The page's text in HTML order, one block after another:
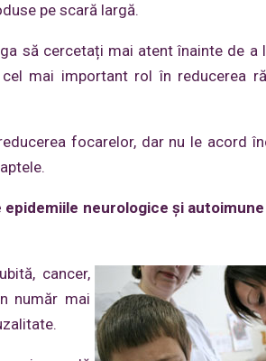
pe scară largă.
să cercetați mai atent înainte de a
mai important rol în reducerea
focarelor, dar nu le acord
neurologice și
cancer,
număr mai